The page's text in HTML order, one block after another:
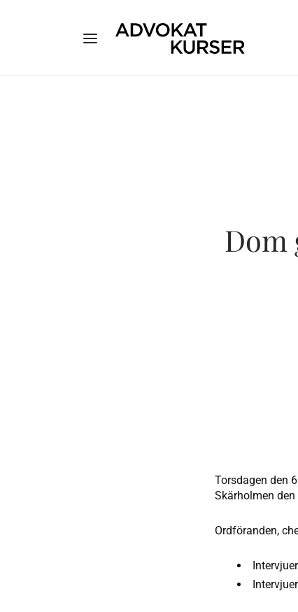
Dom
Torsdagen den
Skärholmen
Ordföranden,